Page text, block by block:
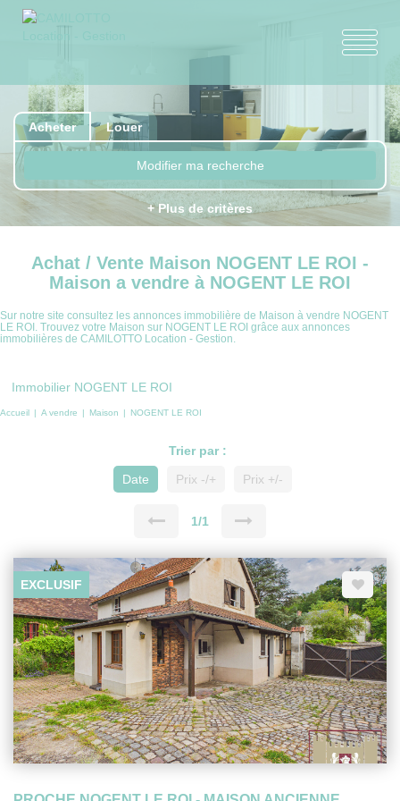
Acheter Louer
Modifier ma recherche
+ Plus de critères
Achat / Vente Maison NOGENT LE ROI -
Maison a vendre à NOGENT LE ROI
Sur notre site consultez les annonces immobilière de Maison à vendre NOGENT
LE ROI. Trouvez votre Maison sur NOGENT LE ROI grâce aux annonces
immobilières de CAMILOTTO Location - Gestion.
Immobilier NOGENT LE ROI
Accueil A vendre Maison NOGENT LE ROI
Trier par :
Date
Prix -/+ Prix +/-
1/1
EXCLUSIF